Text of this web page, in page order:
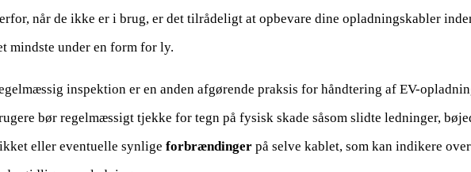
når de ikke er i brug, er det tilrådeligt at opbevare dine opladningskabler
mindste under en form for ly.
inspektion er en anden afgørende praksis for håndtering af EV-
bør regelmæssigt tjekke for tegn på fysisk skade såsom slidte ledninger,
eller eventuelle synlige forbrændingerpå selve kablet, som kan indikere